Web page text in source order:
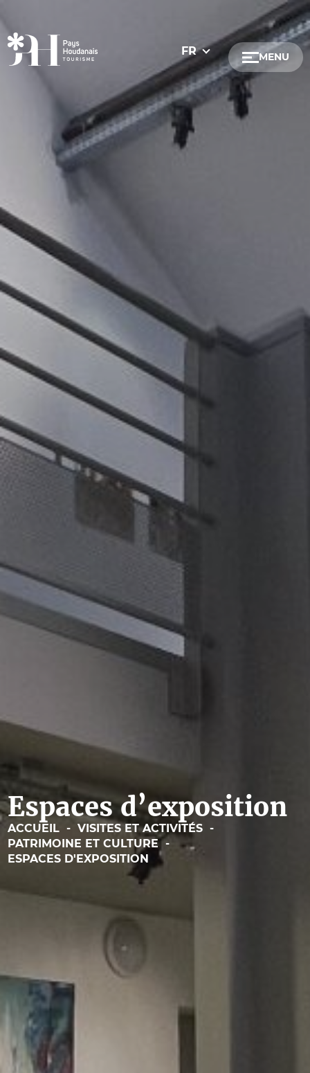
FR MENU
Espaces d’exposition
ACCUEIL - VISITES ET ACTIVITÉS -
PATRIMOINE ET CULTURE -
ESPACES D'EXPOSITION